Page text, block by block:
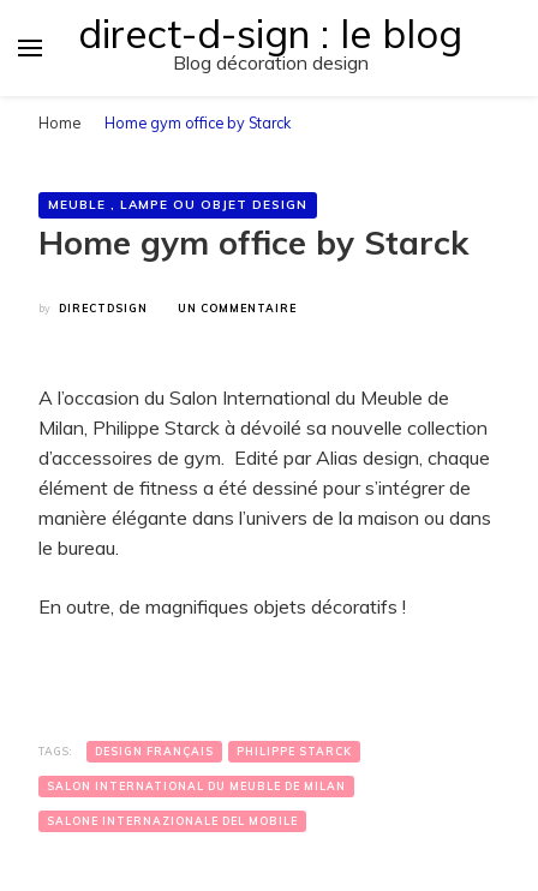
direct-d-sign : le blog
Blog décoration design
Home Home gym office by Starck
MEUBLE , LAMPE OU OBJET DESIGN
Home gym office by Starck
by DIRECTDSIGN UN COMMENTAIRE
STARCK
A l’occasion du Salon International du Meuble de
Milan, Philippe Starck à dévoilé sa nouvelle collection
d’accessoires de gym. Edité par Alias design, chaque
élément de fitness a été dessiné pour s’intégrer de
manière élégante dans l’univers de la maison ou dans
le bureau.
En outre, de magnifiques objets décoratifs !
TAGS: DESIGN FRANÇAIS PHILIPPE STARCK
SALON INTERNATIONAL DU MEUBLE DE MILAN
SALONE INTERNAZIONALE DEL MOBILE